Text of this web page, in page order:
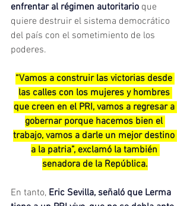
enfrentar al régimen autoritario que
quiere destruir el sistema democrático
del país con el sometimiento de los
poderes.
“Vamos a construir las victorias desde
las calles con los mujeres y hombres
que creen en el PRI, vamos a regresar a
gobernar porque hacemos bien el
trabajo, vamos a darle un mejor destino
a la patria”, exclamó la también
senadora de la República.
En tanto, Eric Sevilla, señaló que Lerma